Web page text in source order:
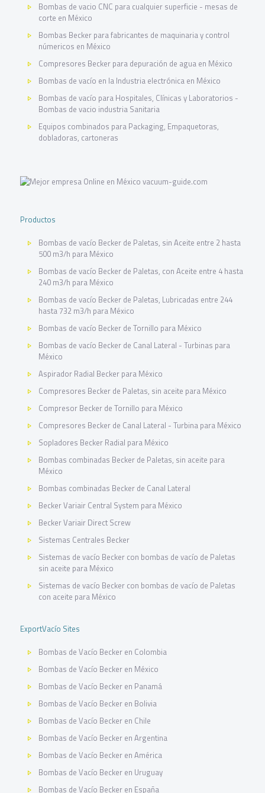
Bombas de vacio CNC para cualquier superficie - mesas de
corte en México
Bombas Becker para fabricantes de maquinaria y control
númericos en México
Compresores Becker para depuración de agua en México
Bombas de vacío en la Industria electrónica en México
Bombas de vacío para Hospitales, Clínicas y Laboratorios -
Bombas de vacio industria Sanitaria
Equipos combinados para Packaging, Empaquetoras,
dobladoras, cartoneras
Productos
Bombas de vacío Becker de Paletas, sin Aceite entre 2 hasta
500 m3/h para México
Bombas de vacío Becker de Paletas, con Aceite entre 4 hasta
240 m3/h para México
Bombas de vacío Becker de Paletas, Lubricadas entre 244
hasta 732 m3/h para México
Bombas de vacío Becker de Tornillo para México
Bombas de vacío Becker de Canal Lateral - Turbinas para
México
Aspirador Radial Becker para México
Compresores Becker de Paletas, sin aceite para México
Compresor Becker de Tornillo para México
Compresores Becker de Canal Lateral - Turbina para México
Sopladores Becker Radial para México
Bombas combinadas Becker de Paletas, sin aceite para
México
Bombas combinadas Becker de Canal Lateral
Becker Variair Central System para México
Becker Variair Direct Screw
Sistemas Centrales Becker
Sistemas de vacío Becker con bombas de vacío de Paletas
sin aceite para México
Sistemas de vacío Becker con bombas de vacío de Paletas
con aceite para México
ExportVacío Sites
Bombas de Vacío Becker en Colombia
Bombas de Vacío Becker en México
Bombas de Vacío Becker en Panamá
Bombas de Vacío Becker en Bolivia
Bombas de Vacío Becker en Chile
Bombas de Vacío Becker en Argentina
Bombas de Vacío Becker en América
Bombas de Vacío Becker en Uruguay
Bombas de Vacío Becker en España